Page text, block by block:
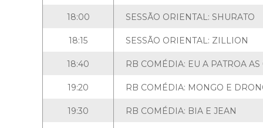
18:00 SESSÃO ORIENTAL: SHURATO
18:15 SESSÃO ORIENTAL: ZILLION
18:40 RB COMÉDIA: EU A PATROA AS
19:20 RB COMÉDIA: MONGO E
19:30 RB COMÉDIA: BIA E JEAN